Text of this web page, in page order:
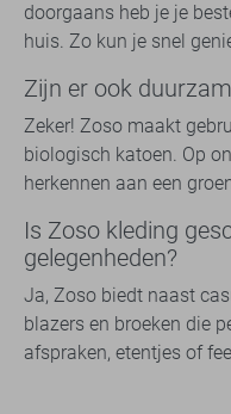
doorgaans heb je je
huis. Zo kun je snel
Zijn er ook
Zeker! Zoso maakt
biologisch katoen. Op
herkennen aan een
Is Zoso kleding
gelegenheden?
Ja, Zoso biedt naast
blazers en broeken die
afspraken, etentjes of